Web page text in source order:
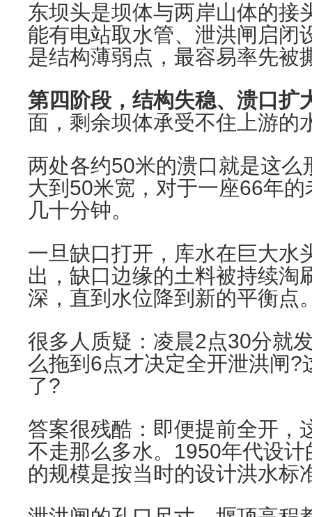
东坝头是坝体与两岸山体的接
能有电站取水管、泄洪闸启闭
是结构薄弱点，最容易率先被
第四阶段，结构失稳、溃口扩
面，剩余坝体承受不住上游的
两处各约50米的溃口就是这么
大到50米宽，对于一座66年
几十分钟。
一旦缺口打开，库水在巨大水
出，缺口边缘的土料被持续淘
深，直到水位降到新的平衡点
很多人质疑：凌晨2点30分就
么拖到6点才决定全开泄洪闸?
了?
答案很残酷：即便提前全开，
不走那么多水。1950年代设
的规模是按当时的设计洪水标